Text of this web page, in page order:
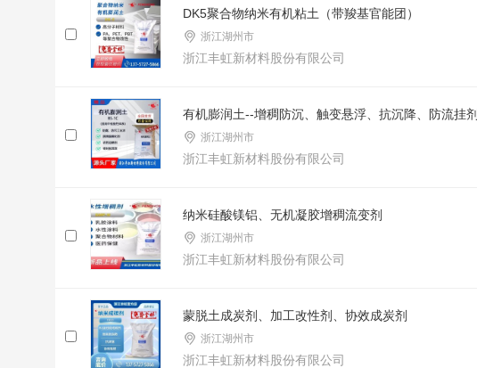
DK5聚合物纳米有机粘土（带羧基官能团）
浙江湖州市
浙江丰虹新材料股份有限公司
有机膨润土--增稠防沉、触变悬浮、抗沉降、防流挂剂
浙江湖州市
浙江丰虹新材料股份有限公司
纳米硅酸镁铝、无机凝胶增稠流变剂
浙江湖州市
浙江丰虹新材料股份有限公司
蒙脱土成炭剂、加工改性剂、协效成炭剂
浙江湖州市
浙江丰虹新材料股份有限公司